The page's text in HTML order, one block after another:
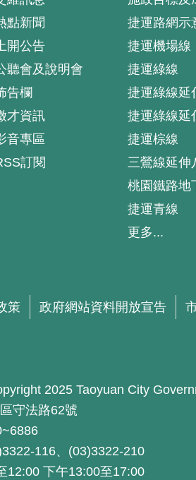
點新聞
開公告
聽會及說明會
告欄
才資訊
音專區
訂閱
捷運路網示
捷運機場線
捷運綠線
捷運綠線延
捷運綠線延
捷運棕線
三鶯線延伸
桃園鐵路地
捷運青線
更多...
策 政府網站資料開放宣告
2025 Taoyuan City
守法路62號
116、(03)3322-210
12:00 下午13:00至17:00